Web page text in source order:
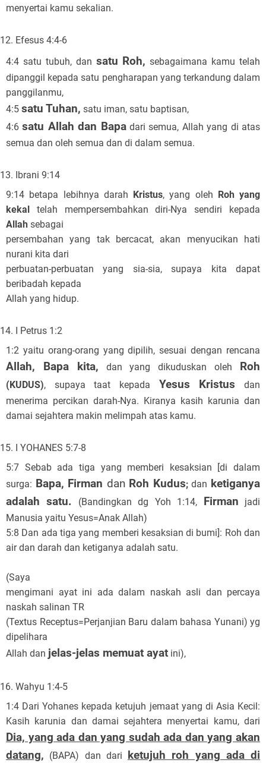
menyertai kamu sekalian.
Efesus 4:4-6
4:4 satu tubuh, dan satu Roh, sebagaimana kamu telah
dipanggil kepada satu pengharapan yang terkandung dalam
panggilanmu,
4:5 satu Tuhan, satu iman, satu baptisan,
4:6satu Allah dan Bapadari semua, Allah yang di atas
semua dan oleh semua dan di dalam semua.
Ibrani 9:14
9:14 betapa lebihnya darah
Kristus, yang oleh
Roh yang
kekal telah mempersembahkan diri-Nya sendiri kepada
Allah sebagai
persembahan yang tak bercacat, akan menyucikan hati
nurani kita dari
perbuatan-perbuatan yang sia-sia, supaya kita dapat
beribadah kepada
Allah yang hidup.
I Petrus 1:2
1:2 yaitu orang-orang yang dipilih, sesuai dengan rencana
Allah, Bapa kita, dan yang dikuduskan oleh Roh
(KUDUS), supaya taat kepada Yesus Kristus dan
menerima percikan darah-Nya. Kiranya kasih karunia dan
damai sejahtera makin melimpah atas kamu.
I YOHANES 5:7-8
5:7 Sebab ada tiga yang memberi kesaksian [di dalam
surga: Bapa, Firman dan Roh Kudus;dan ketiganya
adalah satu. (Bandingkan dg Yoh 1:14, Firman jadi
Manusia yaitu Yesus=Anak Allah)
5:8 Dan ada tiga yang memberi kesaksian di bumi]: Roh dan
air dan darah dan ketiganya adalah satu.
(Saya
mengimani ayat ini ada dalam naskah asli dan percaya
naskah salinan TR
(Textus Receptus=Perjanjian Baru dalam bahasa Yunani) yg
dipelihara
Allah dan jelas-jelas memuat ayat ini),
Wahyu 1:4-5
1:4 Dari Yohanes kepada ketujuh jemaat yang di Asia Kecil:
Kasih karunia dan damai sejahtera menyertai kamu, dari
Dia, yang ada dan yang sudah ada dan yang akan
datang, (BAPA) dan dari ketujuh roh yang ada di